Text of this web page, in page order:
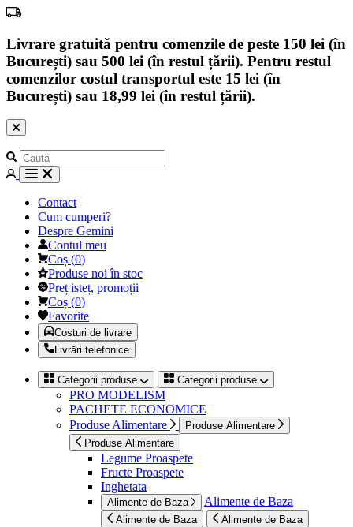
Livrare gratuită pentru comenzile de peste 150 lei (în
București) sau 500 lei (în restul țării). Pentru restul
comenzilor costul transportul este 15 lei (în
București) sau 18,99 lei (în restul țării).
Contact
Cum cumperi?
Despre Gemini
Contul meu
Coș (0)
Produse noi în stoc
Preț isteț, promoții
Coș (0)
Favorite
Costuri de livrare
Livrări telefonice
Categorii produse Categorii produse
PRO MODELISM
PACHETE ECONOMICE
Produse Alimentare
Produse Alimentare
Produse Alimentare
Legume Proaspete
Fructe Proaspete
Inghetata
Alimente de Baza Alimente de Baza
Alimente de Baza Alimente de Baza